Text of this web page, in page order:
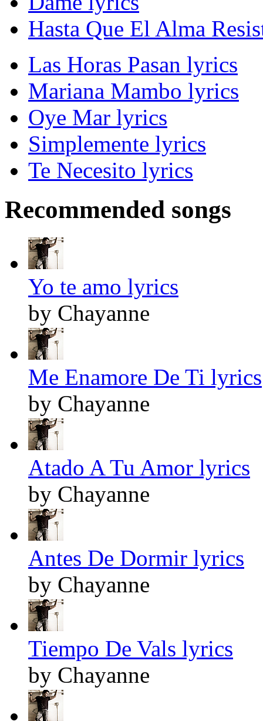
Hasta Que El Alma
Las Horas Pasan lyrics
Mariana Mambo lyrics
Oye Mar lyrics
Simplemente lyrics
Te Necesito lyrics
Recommended songs
Yo te amo lyrics
by Chayanne
Me Enamore De Ti lyrics
by Chayanne
Atado A Tu Amor lyrics
by Chayanne
Antes De Dormir lyrics
by Chayanne
Tiempo De Vals lyrics
by Chayanne